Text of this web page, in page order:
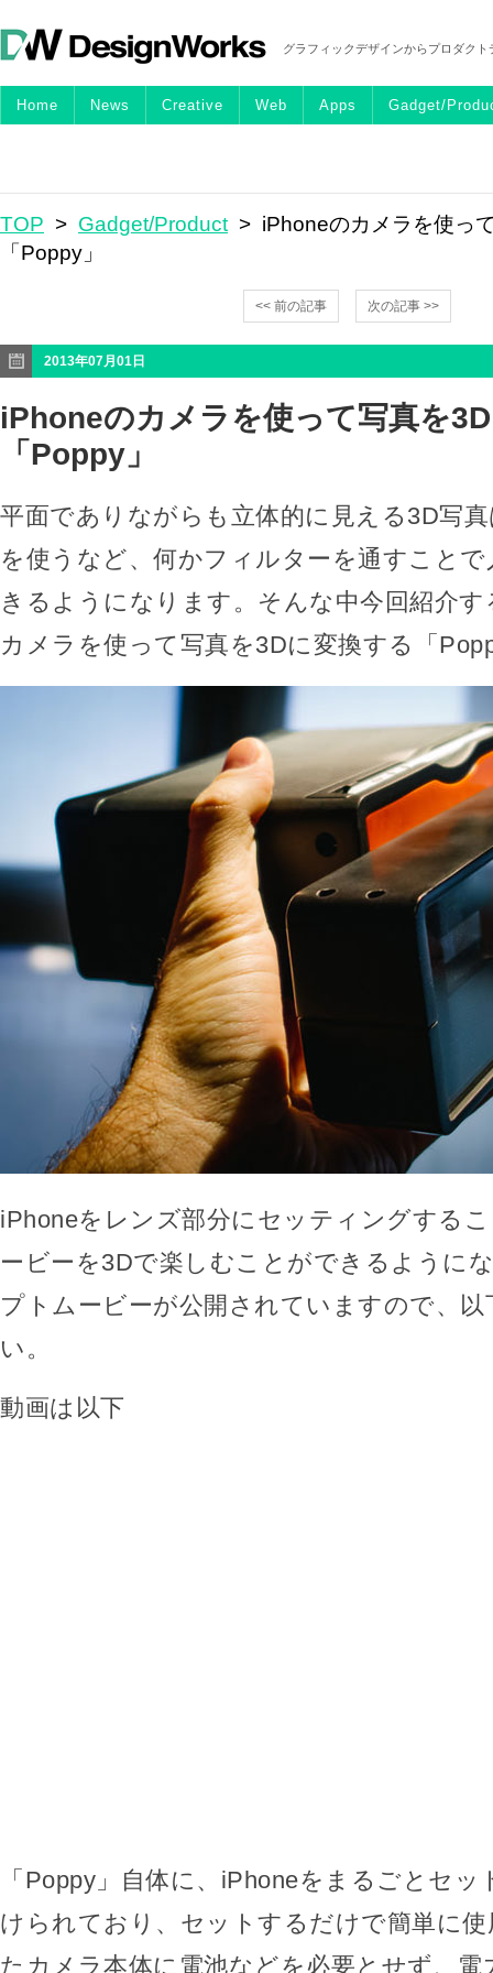
グラフィックデザインからプロダク
Home News Creative Web Apps Gadget/
TOP > Gadget/Product > iPhoneのカメラを使っ
「Poppy」
<< 前の記事 次の記事 >>
2013年07月01日
iPhoneのカメラを使って写真を
「Poppy」
平面でありながらも立体的に見える3D写
を使うなど、何かフィルターを通すこと
きるようになります。そんな中今回紹介
カメラを使って写真を3Dに変換する「
iPhoneをレンズ部分にセッティングする
ービーを3Dで楽しむことができるように
プトムービーが公開されていますので、
い。
動画は以下
「Poppy」自体に、iPhoneをまるごとセ
けられており、セットするだけで簡単に
たカメラ本体に電池などを必要とせず、電